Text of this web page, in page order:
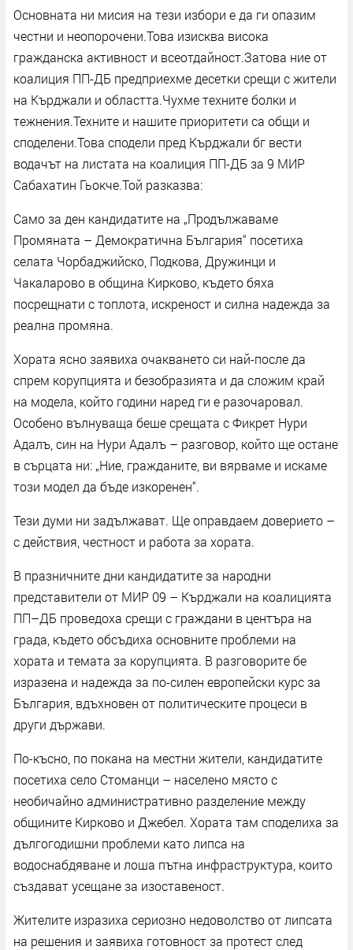
Основната ни мисия на тези избори е да ги опазим
честни и неопорочени.Това изисква висока
гражданска активност и всеотдайност.Затова ние от
коалиция ПП-ДБ предприехме десетки срещи с жители
на Кърджали и областта.Чухме техните болки и
тежнения.Техните и нашите приоритети са общи и
споделени.Това сподели пред Кърджали бг вести
водачът на листата на коалиция ПП-ДБ за 9 МИР
Сабахатин Гьокче.Той разказва:
Само за ден кандидатите на „Продължаваме
Промяната – Демократична България“ посетиха
селата Чорбаджийско, Подкова, Дружинци и
Чакаларово в община Кирково, където бяха
посрещнати с топлота, искреност и силна надежда за
реална промяна.
Хората ясно заявиха очакването си най-после да
спрем корупцията и безобразията и да сложим край
на модела, който години наред ги е разочаровал.
Особено вълнуваща беше срещата с Фикрет Нури
Адалъ, син на Нури Адалъ – разговор, който ще остане
в сърцата ни: „Ние, гражданите, ви вярваме и искаме
този модел да бъде изкоренен“.
Тези думи ни задължават. Ще оправдаем доверието –
с действия, честност и работа за хората.
В празничните дни кандидатите за народни
представители от МИР 09 – Кърджали на коалицията
ПП–ДБ проведоха срещи с граждани в центъра на
града, където обсъдиха основните проблеми на
хората и темата за корупцията. В разговорите бе
изразена и надежда за по-силен европейски курс за
България, вдъхновен от политическите процеси в
други държави.
По-късно, по покана на местни жители, кандидатите
посетиха село Стоманци – населено място с
необичайно административно разделение между
общините Кирково и Джебел. Хората там споделиха за
дългогодишни проблеми като липса на
водоснабдяване и лоша пътна инфраструктура, които
създават усещане за изоставеност.
Жителите изразиха сериозно недоволство от липсата
на решения и заявиха готовност за протест след